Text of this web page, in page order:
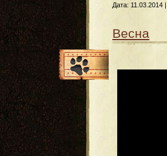
Дата: 11.03.2014
Весна